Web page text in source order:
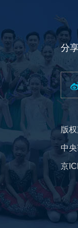
分
版
中
京